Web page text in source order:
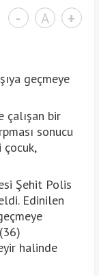
- A +
çalışan bir
sonucu
çocuk,
Şehit Polis
Edinilen
halinde